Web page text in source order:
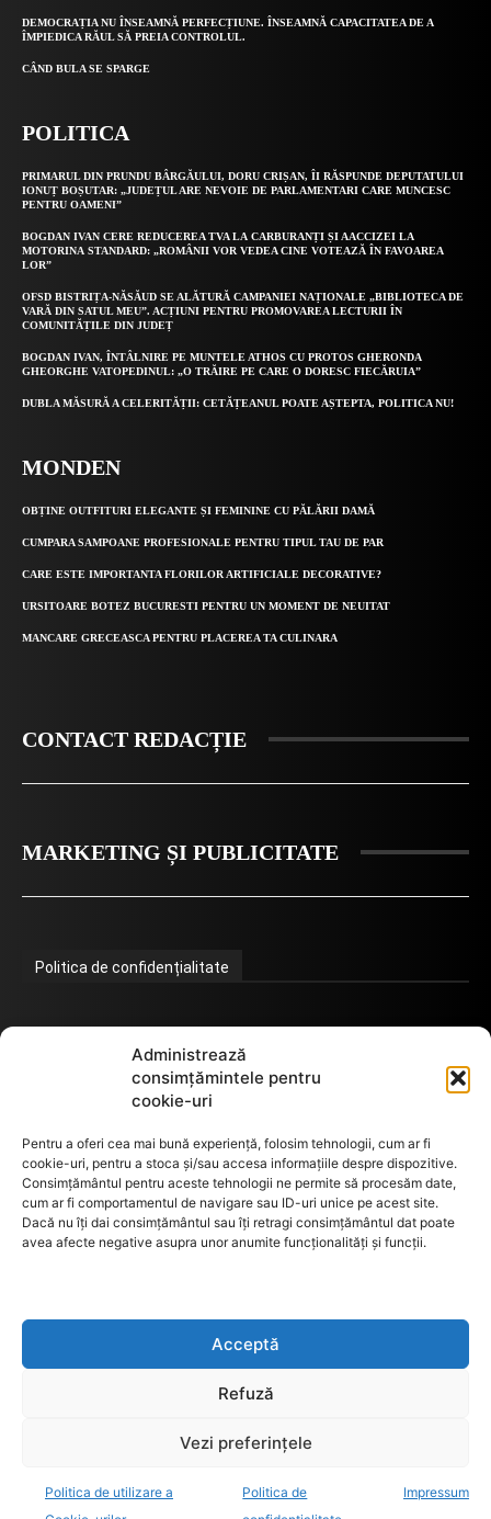
Administrează
consimțămintele pentru
cookie-uri
Pentru a oferi cea mai bună experiență, folosim tehnologii, cum ar fi
cookie-uri, pentru a stoca și/sau accesa informațiile despre dispozitive.
Consimțământul pentru aceste tehnologii ne permite să procesăm date,
cum ar fi comportamentul de navigare sau ID-uri unice pe acest site.
Dacă nu îți dai consimțământul sau îți retragi consimțământul dat poate
avea afecte negative asupra unor anumite funcționalități și funcții.
Acceptă
Refuză
Vezi preferințele
Politica de utilizare a
Politica de
Impressum
DEMOCRAȚIA NU ÎNSEAMNĂ PERFECȚIUNE. ÎNSEAMNĂ CAPACITATEA DE A
ÎMPIEDICA RĂUL SĂ PREIA CONTROLUL.
CÂND BULA SE SPARGE
POLITICA
PRIMARUL DIN PRUNDU BÂRGĂULUI, DORU CRIȘAN, ÎI RĂSPUNDE DEPUTATULUI
IONUȚ BOȘUTAR: „JUDEȚUL ARE NEVOIE DE PARLAMENTARI CARE MUNCESC
PENTRU OAMENI”
BOGDAN IVAN CERE REDUCEREA TVA LA CARBURANȚI ȘI AACCIZEI LA
MOTORINA STANDARD: „ROMÂNII VOR VEDEA CINE VOTEAZĂ ÎN FAVOAREA
LOR”
OFSD BISTRIȚA-NĂSĂUD SE ALĂTURĂ CAMPANIEI NAȚIONALE „BIBLIOTECA DE
VARĂ DIN SATUL MEU”. ACȚIUNI PENTRU PROMOVAREA LECTURII ÎN
COMUNITĂȚILE DIN JUDEȚ
BOGDAN IVAN, ÎNTÂLNIRE PE MUNTELE ATHOS CU PROTOS GHERONDA
GHEORGHE VATOPEDINUL: „O TRĂIRE PE CARE O DORESC FIECĂRUIA”
DUBLA MĂSURĂ A CELERITĂȚII: CETĂȚEANUL POATE AȘTEPTA, POLITICA NU!
MONDEN
OBȚINE OUTFITURI ELEGANTE ȘI FEMININE CU PĂLĂRII DAMĂ
CUMPARA SAMPOANE PROFESIONALE PENTRU TIPUL TAU DE PAR
CARE ESTE IMPORTANTA FLORILOR ARTIFICIALE DECORATIVE?
URSITOARE BOTEZ BUCURESTI PENTRU UN MOMENT DE NEUITAT
MANCARE GRECEASCA PENTRU PLACEREA TA CULINARA
CONTACT REDACȚIE
MARKETING ȘI PUBLICITATE
Politica de confidențialitate
Termeni de utilizare
GDPR
Anunturi de licitații
decisiv.ro - anchete, investigatii, evenimente, opinii